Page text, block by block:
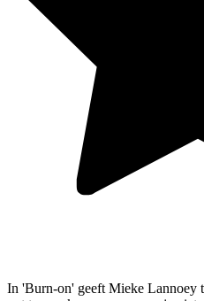
In 'Burn-on' geeft Mieke Lannoey